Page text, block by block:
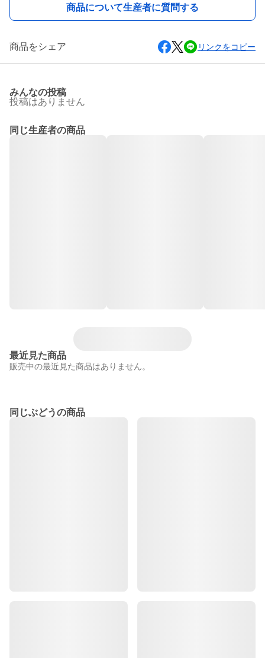
商品について生産者に質問する
商品をシェア リンクをコピー
みんなの投稿
投稿はありません
同じ生産者の商品
最近見た商品
販売中の最近見た商品はありません。
同じぶどうの商品